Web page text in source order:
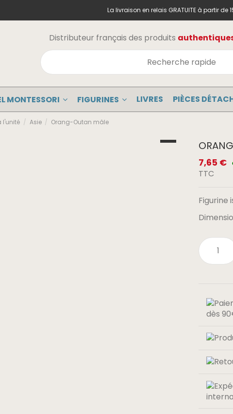
La livraison en relais GRATUITE à partir de
Distributeur français des produits
MONTESSORI FIGURINES LIVRES PIÈCES
l'unité Asie Orang-Outan mâle
7,65 €
TTC
Figurine
dès